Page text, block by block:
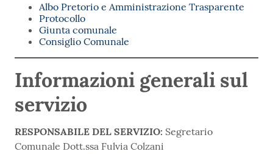
Albo Pretorio e Amministrazione Trasparente
Protocollo
Giunta comunale
Consiglio Comunale
Informazioni generali sul
servizio
RESPONSABILE DEL SERVIZIO: Segretario
Comunale Dott.ssa Fulvia Colzani